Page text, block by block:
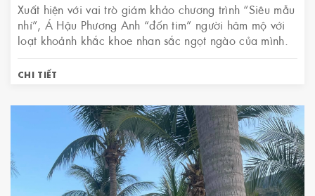
Xuất hiện với vai trò giám khảo chương trình “Siêu mẫu
nhí”, Á Hậu Phương Anh “đốn tim” người hâm mộ với
loạt khoảnh khắc khoe nhan sắc ngọt ngào của mình.
CHI TIẾT